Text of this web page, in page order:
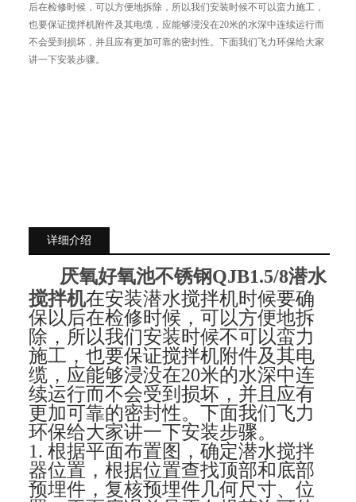
后在检修时候，可以方便地拆除，所以我们安装时候不可以蛮力施工，
也要保证搅拌机附件及其电缆，应能够浸没在20米的水深中连续运行而
不会受到损坏，并且应有更加可靠的密封性。下面我们飞力环保给大家
讲一下安装步骤。
详细介绍
厌氧好氧池不锈钢QJB1.5/8潜水
搅拌机在安装潜水搅拌机时候要确
保以后在检修时候，可以方便地拆
除，所以我们安装时候不可以蛮力
施工，也要保证搅拌机附件及其电
缆，应能够浸没在20米的水深中连
续运行而不会受到损坏，并且应有
更加可靠的密封性。下面我们飞力
环保给大家讲一下安装步骤。
1. 根据平面布置图，确定潜水搅拌
器位置，根据位置查找顶部和底部
预埋件，复核预埋件几何尺寸、位